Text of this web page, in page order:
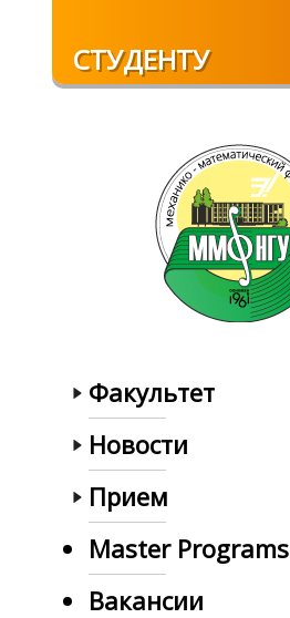
СТУДЕНТУ
Факультет
Новости
Прием
Master Programs
Вакансии